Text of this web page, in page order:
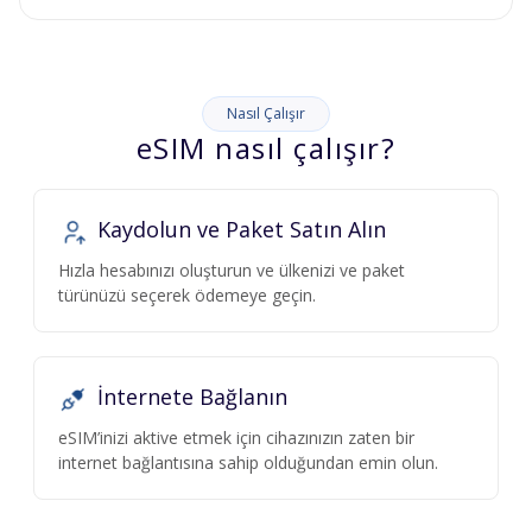
Nasıl Çalışır
eSIM nasıl çalışır?
Kaydolun ve Paket Satın Alın
Hızla hesabınızı oluşturun ve ülkenizi ve paket
türünüzü seçerek ödemeye geçin.
İnternete Bağlanın
eSIM’inizi aktive etmek için cihazınızın zaten bir
internet bağlantısına sahip olduğundan emin olun.